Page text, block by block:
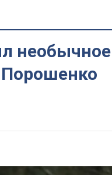
необычное